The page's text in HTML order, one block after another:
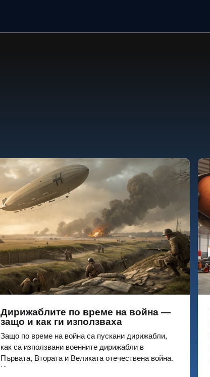
Дирижаблите по време на война —
защо и как ги използваха
Защо по време на война са пускани дирижабли,
как са използвани военните дирижабли в
Първата, Втората и Великата отечествена война.
История на приложението и известни модели